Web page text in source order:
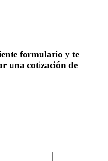
formulario y te
una cotización de